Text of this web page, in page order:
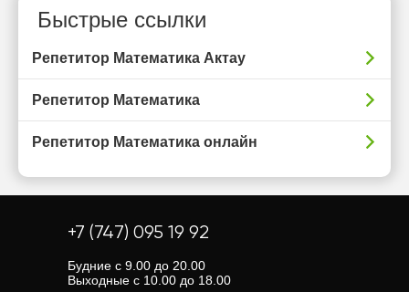
Быстрые ссылки
Репетитор Математика Актау
Репетитор Математика
Репетитор Математика онлайн
+7 (747) 095 19 92
Будние с 9.00 до 20.00
Выходные с 10.00 до 18.00